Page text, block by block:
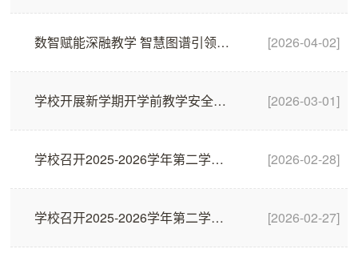
数智赋能深融教学 智慧图谱引领革新——沈阳体育学院举办2026年智慧课程建设培训会（第一期） [2026-04-02]
学校开展新学期开学前教学安全专项检查 [2026-03-01]
学校召开2025-2026学年第二学期本科教学督导工作会 [2026-02-28]
学校召开2025-2026学年第二学期本科教学工作部署会 [2026-02-27]